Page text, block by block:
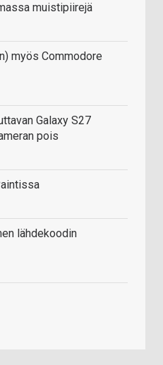
muistipiirejä
myös Commodore
Galaxy S27
pois
lähdekoodin